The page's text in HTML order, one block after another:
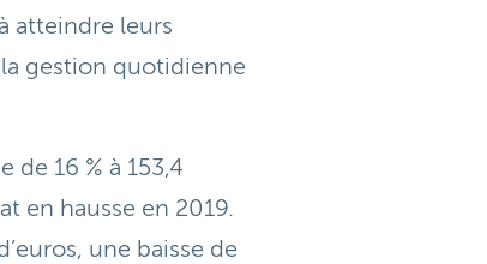
atteindre leurs
gestion quotidienne
de 16 % à 153,4
en hausse en 2019.
une baisse de